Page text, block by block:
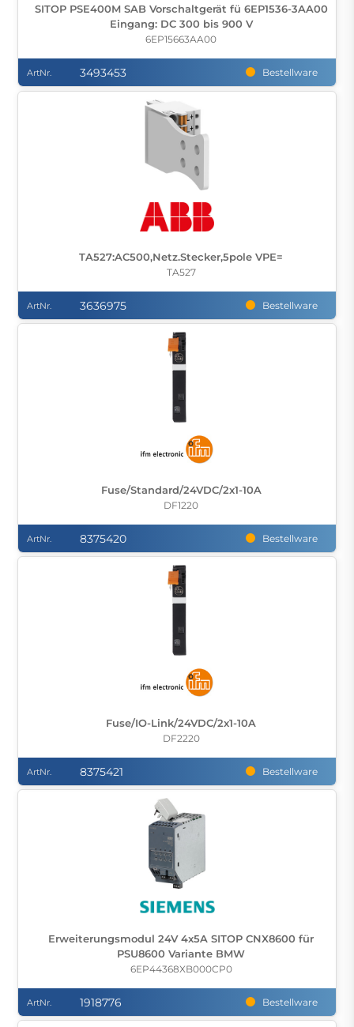
SITOP PSE400M SAB Vorschaltgerät fü 6EP1536-3AA00
Eingang: DC 300 bis 900 V
6EP15663AA00
ArtNr. 3493453 Bestellware
TA527:AC500,Netz.Stecker,5pole VPE=
TA527
ArtNr. 3636975 Bestellware
Fuse/Standard/24VDC/2x1-10A
DF1220
ArtNr. 8375420 Bestellware
Fuse/IO-Link/24VDC/2x1-10A
DF2220
ArtNr. 8375421 Bestellware
Erweiterungsmodul 24V 4x5A SITOP CNX8600 für
PSU8600 Variante BMW
6EP44368XB000CP0
ArtNr. 1918776 Bestellware